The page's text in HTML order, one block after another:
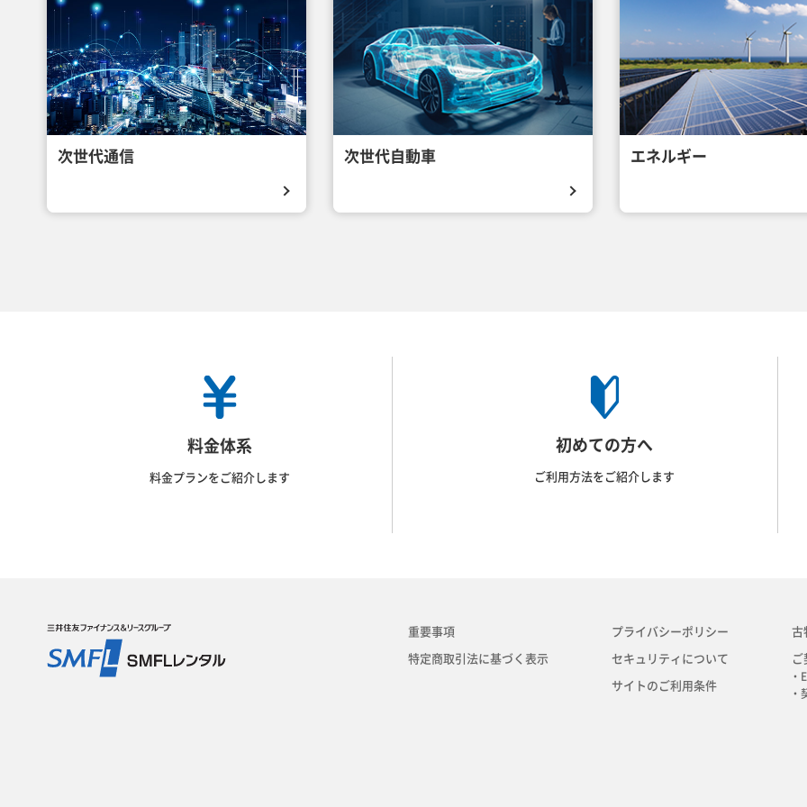
次世代通信 次世代自動車 エネルギー
料金体系
料金プランをご紹介します
初めての方へ
ご利用方法をご紹介します
重要事項
特定商取引法に基づく表示
プライバシーポリシー
セキュリティについて
サイトのご利用条件
古
ご
・
・